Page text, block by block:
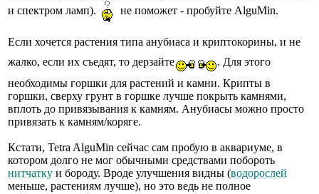
и спектром ламп).
не поможет - пробуйте AlguMin.
Если хочется растения типа анубиаса и криптокорины, и не
жалко, если их съедят, то дерзайте
. Для этого
необходимы горшки для растений и камни. Крипты в
горшки, сверху грунт в горшке лучше покрыть камнями,
вплоть до привязывания к камням. Анубиасы можно просто
привязать к камням/коряге.
Кстати, Tetra AlguMin сейчас сам пробую в аквариуме, в
котором долго не мог обычными средствами побороть
нитчатку и бороду. Вроде улучшения видны (водорослей
меньше, растениям лучше), но это ведь не полное